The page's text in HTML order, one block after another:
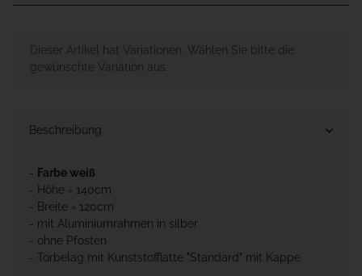
xDieser Artikel hat Variationen. Wählen Sie bitte die
gewünschte Variation aus.
Beschreibung
- Farbe weiß
- Höhe = 140cm
- Breite = 120cm
- mit Aluminiumrahmen in silber
- ohne Pfosten
- Torbelag mit Kunststofflatte "Standard" mit Kappe